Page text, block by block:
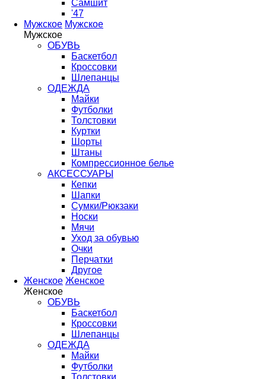
Самшит
'47
Мужское Мужское
Мужское
ОБУВЬ
Баскетбол
Кроссовки
Шлепанцы
ОДЕЖДА
Майки
Футболки
Толстовки
Куртки
Шорты
Штаны
Компрессионное белье
АКСЕССУАРЫ
Кепки
Шапки
Сумки/Рюкзаки
Носки
Мячи
Уход за обувью
Очки
Перчатки
Другое
Женское Женское
Женское
ОБУВЬ
Баскетбол
Кроссовки
Шлепанцы
ОДЕЖДА
Майки
Футболки
Толстовки